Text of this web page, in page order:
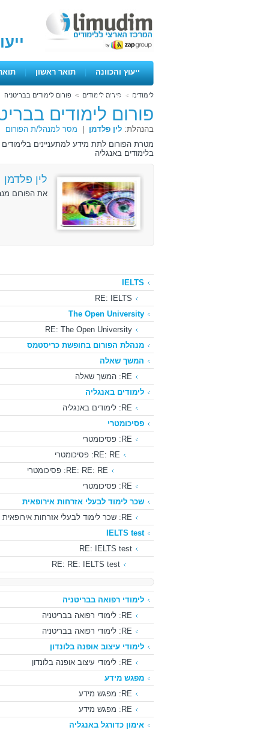
ייעוץ והכוונה | תואר ראשון |
ימים פתוחיםלימודים > פורום לימודים > פורום לימודים בבריטניה
פורום לימודים
בהנהלת: לין פלדמן
מסר למנהל/ת הפורום
בלימודים באנגליה
לין פלדמן
את הפורום
IELTS
RE: IELTS
The Open University
RE: The Open University
מנהלת הפורום בחופשת כריסטמס
המשך שאלה
RE: המשך שאלה
לימודים באנגליה
RE: לימודים באנגליה
פסיכומטרי
RE: פסיכומטרי
RE: RE: פסיכומטרי
RE: RE: RE: פסיכומטרי
RE: פסיכומטרי
שכר לימוד לבעלי אזרחות אירופאית
RE: שכר לימוד לבעלי אזרחות אירופאית
IELTS test
RE: IELTS test
RE: RE: IELTS test
לימודי רפואה בבריטניה
RE: לימודי רפואה בבריטניה
RE: לימודי רפואה בבריטניה
לימודי עיצוב אופנה בלונדון
RE: לימודי עיצוב אופנה בלונדון
מפגש מידע
RE: מפגש מידע
RE: מפגש מידע
אימון כדורגל באנגליה